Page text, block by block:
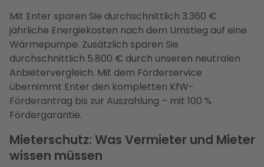
Mit Enter sparen Sie durchschnittlich 3.360 €
jährliche Energiekosten nach dem Umstieg auf eine
Wärmepumpe. Zusätzlich sparen Sie
durchschnittlich 5.800 € durch unseren neutralen
Anbietervergleich. Mit dem Förderservice
übernimmt Enter den kompletten KfW-
Förderantrag bis zur Auszahlung – mit 100 %
Fördergarantie.
Mieterschutz: Was Vermieter und Mieter
wissen müssen